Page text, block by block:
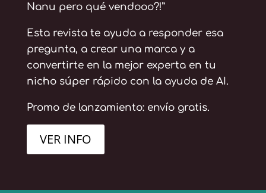
Nanu pero qué vendooo?!”
Esta revista te ayuda a responder esa
pregunta, a crear una marca y a
convertirte en la mejor experta en tu
nicho súper rápido con la ayuda de AI.
Promo de lanzamiento: envío gratis.
VER INFO